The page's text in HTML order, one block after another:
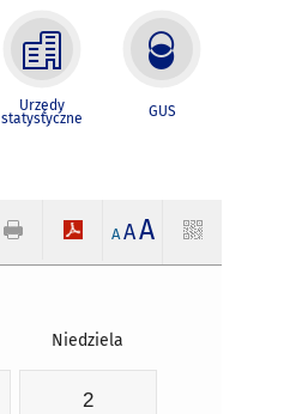
Urzędy
statystyczne GUS
A AA
Niedziela
2